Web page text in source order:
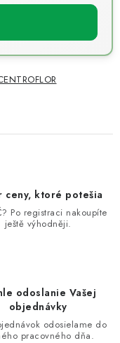
ceny, ktoré potešia
Po registraci nakoupíte
ještě výhodněji.
odoslanie Vašej
objednávky
odosielame do
pracovného dňa.